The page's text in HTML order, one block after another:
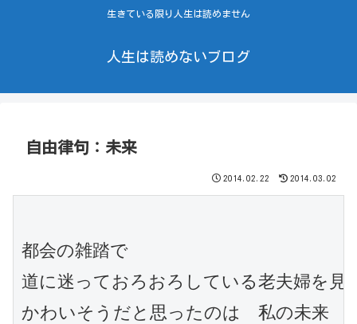
生きている限り人生は読めません
人生は読めないブログ
自由律句：未来
2014.02.22 2014.03.02
都会の雑踏で
道に迷っておろおろしている老夫婦を見
かわいそうだと思ったのは　私の未来